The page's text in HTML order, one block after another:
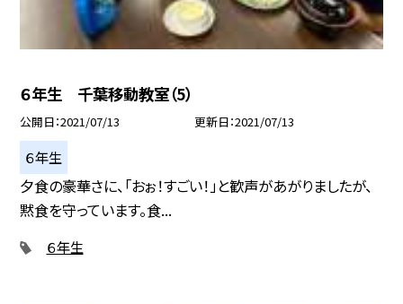
６年生 千葉移動教室（5）
公開日 2021/07/13 更新日 2021/07/13
６年生
夕食の豪華さに、「おぉ！すごい！」と歓声があがりましたが、
黙食を守っています。食...
６年生